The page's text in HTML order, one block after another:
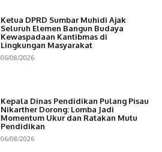
Ketua DPRD Sumbar Muhidi Ajak
Seluruh Elemen Bangun Budaya
Kewaspadaan Kantibmas di
Lingkungan Masyarakat
06/08/2026
Kepala Dinas Pendidikan Pulang Pisau
Nikarther Dorong: Lomba Jadi
Momentum Ukur dan Ratakan Mutu
Pendidikan
06/08/2026